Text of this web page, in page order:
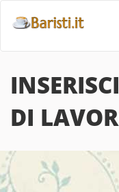
DI